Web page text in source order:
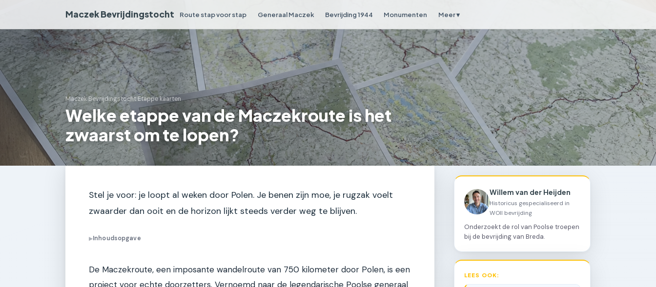
Maczek Bevrijdingstocht Route stap voor stap Generaal Maczek Bevrijding 1944 Monumenten Meer ▾
Maczek Bevrijdingstocht›Etappe kaarten
Welke etappe van de Maczekroute is het
zwaarst om te lopen?
Stel je voor: je loopt al weken door Polen. Je benen zijn moe, je rugzak voelt
zwaarder dan ooit en de horizon lijkt steeds verder weg te blijven.
▶Inhoudsopgave
De Maczekroute, een imposante wandelroute van 750 kilometer door Polen, is een
project voor echte doorzetters. Vernoemd naar de legendarische Poolse generaal
Willem van der Heijden
Historicus gespecialiseerd in
WOII bevrijding
Onderzoekt de rol van Poolse troepen
bij de bevrijding van Breda.
LEES OOK: